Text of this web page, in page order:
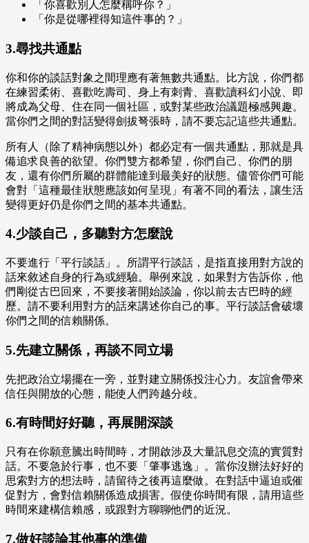
「你喜歡別人怎麼稱呼你？」
「你是從哪裡得知這件事的？」
3.尋找共通點
你和你的談話對象之間理應有著無數共通點。比方說，你們都
在練習柔術、喜歡吃壽司、身上有刺青、喜歡讀科幻小說、即
將成為父母、住在同一個社區，或對某些政治議題極感興趣。
當你們之間的對話變得劍拔弩張時，請不要忘記這些共通點。
所有人（除了精神病態以外）都必定有一個共通點，那就是具
備追求良善的欲望。你們雙方都希望，你們自己、你們的朋
友，還有你們所屬的群體能達到最美好的狀態。儘管你們可能
會對「這種最佳狀態應該如何呈現」有著不同的看法，讓生活
變得更好仍是你們之間的基本共通點。
4.少談自己，多聽對方怎麼說
不要進行「平行談話」。所謂平行談話，是指直接用對方說的
話來敘述自身的行為或經驗。舉例來說，如果對方告訴你，他
們剛從古巴回來，不要接著開始談論，你以前去古巴時的經
歷。請不要利用對方的話來講述你自己的事。平行談話會破壞
你們之間的信賴關係。
5.先建立關係，再談不同立場
先把政治立場擺在一旁，並對建立關係投注心力。友誼會帶來
信任與開放的心態，能使人們跨越分歧。
6.有時間好好聽，再展開深談
只有在你願意騰出時間時，才開啟涉及大量訊息交流的實質對
話。不要急於行事，也不要「肇事逃逸」。當你沒辦法好好的
思索對方的想法時，請留待之後再這麼做。在對話中逼迫或催
促對方，會對信賴關係造成損害。假使你時間有限，請用這些
時間來建構信賴感，或跟對方聊聊他們的近況。
7.做好談論其他事的準備